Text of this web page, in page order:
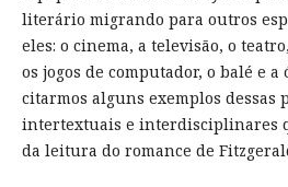
literário migrando para outros
eles: o cinema, a televisão, o
os jogos de computador, o balé e a
citarmos alguns exemplos dessas
intertextuais e interdisciplinares
da leitura do romance de